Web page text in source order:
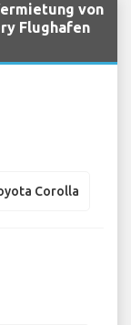
von
Flughafen
Corolla